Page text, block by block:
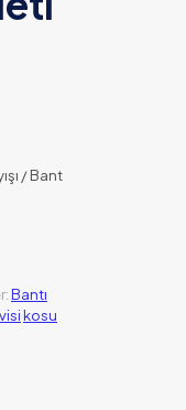
/ Bant
Bantı
kosu